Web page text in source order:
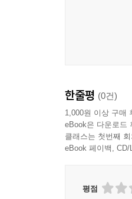
한줄평 (0건)
1,000원 이상 구매
eBook은 다운로드
클래스는 첫번째
eBook 페이백,
평점